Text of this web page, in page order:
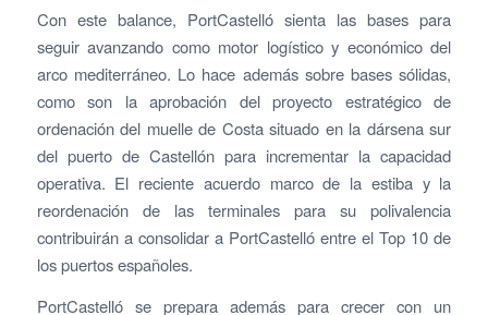
Con este balance, PortCastelló sienta las bases para
seguir avanzando como motor logístico y económico del
arco mediterráneo. Lo hace además sobre bases sólidas,
como son la aprobación del proyecto estratégico de
ordenación del muelle de Costa situado en la dársena sur
del puerto de Castellón para incrementar la capacidad
operativa. El reciente acuerdo marco de la estiba y la
reordenación de las terminales para su polivalencia
contribuirán a consolidar a PortCastelló entre el Top 10 de
los puertos españoles.
PortCastelló se prepara además para crecer con un